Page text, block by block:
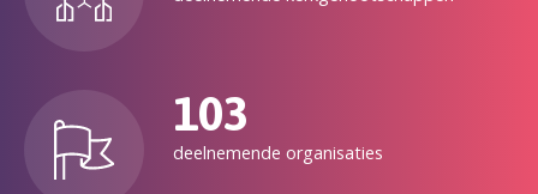
103
deelnemende organisaties